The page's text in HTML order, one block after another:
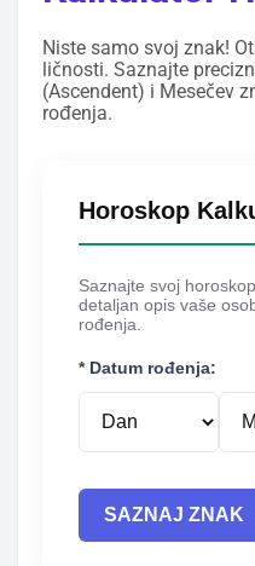
Niste samo svoj znak!
ličnosti. Saznajte
(Ascendent) i Mesečev
rođenja.
Horoskop
Saznajte svoj
detaljan opis vaše
rođenja.
* Datum rođenja:
SAZNAJ ZNAK